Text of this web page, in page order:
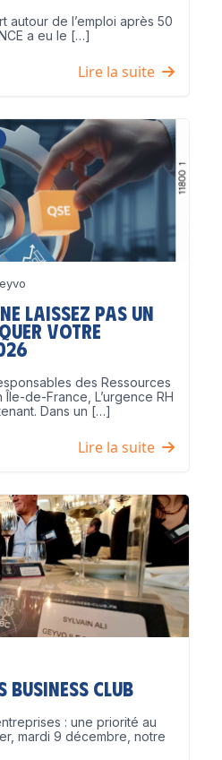
autour de l’emploi après 50
a eu le […]
Lire la suite
laissez pas un
votre
des Ressources
Île-de-France, L’urgence RH
Dans un […]
Lire la suite
Business Club
: une priorité au
mardi 9 décembre, notre